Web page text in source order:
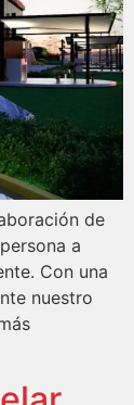
de
a
Con una
nuestro